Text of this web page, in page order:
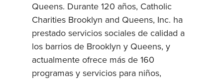
Queens. Durante 120 años, Catholic
Charities Brooklyn and Queens, Inc. ha
prestado servicios sociales de calidad a
los barrios de Brooklyn y Queens, y
actualmente ofrece más de 160
programas y servicios para niños,